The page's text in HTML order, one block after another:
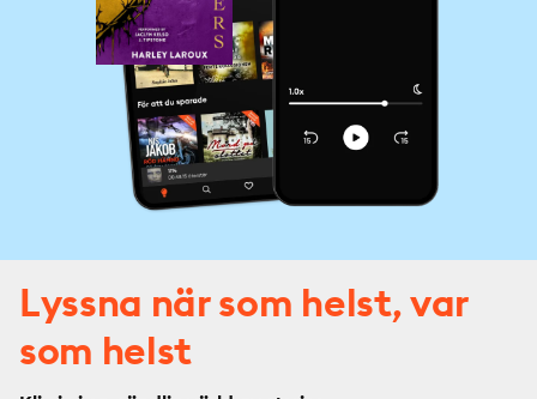
Lyssna när som helst, var
som helst